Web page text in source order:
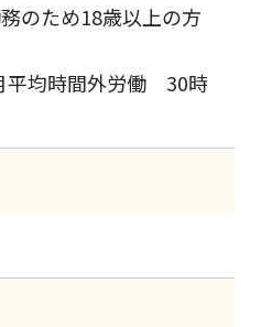
のため18歳以上の方
平均時間外労働 30時